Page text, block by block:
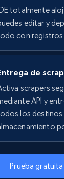
ID, Followers,
Is
3.5K+
- Collect
user name
ID, Followers,
IDE totalmente
editar y
con registros
de
scrapers
API y
los destinos
Prueba gratuita